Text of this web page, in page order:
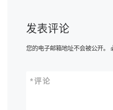
发表评论
您的电子邮箱地址不会被公开。
评论
*